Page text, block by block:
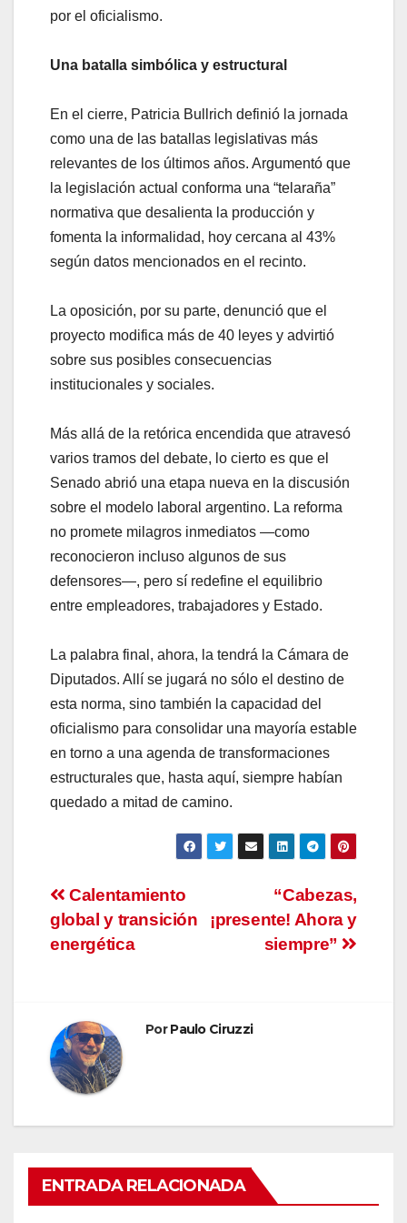
por el oficialismo.
Una batalla simbólica y estructural
En el cierre, Patricia Bullrich definió la jornada
como una de las batallas legislativas más
relevantes de los últimos años. Argumentó que
la legislación actual conforma una “telaraña”
normativa que desalienta la producción y
fomenta la informalidad, hoy cercana al 43%
según datos mencionados en el recinto.
La oposición, por su parte, denunció que el
proyecto modifica más de 40 leyes y advirtió
sobre sus posibles consecuencias
institucionales y sociales.
Más allá de la retórica encendida que atravesó
varios tramos del debate, lo cierto es que el
Senado abrió una etapa nueva en la discusión
sobre el modelo laboral argentino. La reforma
no promete milagros inmediatos —como
reconocieron incluso algunos de sus
defensores—, pero sí redefine el equilibrio
entre empleadores, trabajadores y Estado.
La palabra final, ahora, la tendrá la Cámara de
Diputados. Allí se jugará no sólo el destino de
esta norma, sino también la capacidad del
oficialismo para consolidar una mayoría estable
en torno a una agenda de transformaciones
estructurales que, hasta aquí, siempre habían
quedado a mitad de camino.
Navegación
de
“Cabezas,
¡presente! Ahora y
siempre”
Calentamiento
global y transición
energética
PorPaulo Ciruzzi
ENTRADA RELACIONADA